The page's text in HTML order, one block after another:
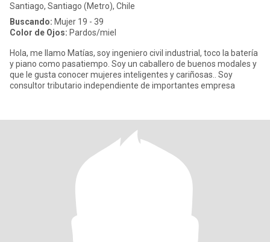
Santiago, Santiago (Metro), Chile
Buscando: Mujer 19 - 39
Color de Ojos: Pardos/miel
Hola, me llamo Matías, soy ingeniero civil industrial, toco la batería
y piano como pasatiempo. Soy un caballero de buenos modales y
que le gusta conocer mujeres inteligentes y cariñosas.. Soy
consultor tributario independiente de importantes empresa